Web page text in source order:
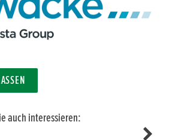
auch interessieren: